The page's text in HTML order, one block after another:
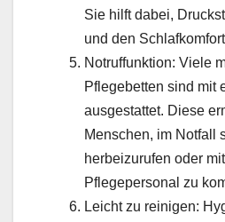
Sie hilft dabei,
und den
Notruffunktion: Viele
Pflegebetten sind mit
ausgestattet. Diese
Menschen, im Notfall
herbeizurufen oder
Pflegepersonal zu
Leicht zu reinigen: